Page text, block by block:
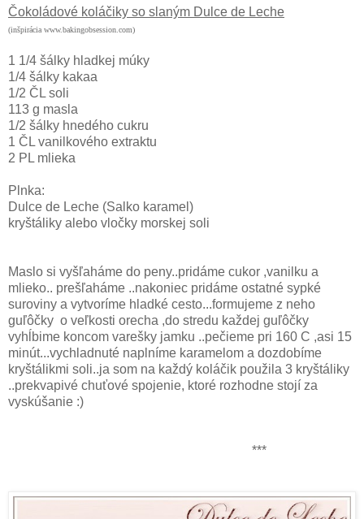
Čokoládové koláčiky so slaným Dulce de Leche
(inšpirácia www.bakingobsession.com)
1 1/4 šálky hladkej múky
1/4 šálky kakaa
1/2 ČL soli
113 g masla
1/2 šálky hnedého cukru
1 ČL vanilkového extraktu
2 PL mlieka
Plnka:
Dulce de Leche (Salko karamel)
kryštáliky alebo vločky morskej soli
Maslo si vyšľaháme do peny..pridáme cukor ,vanilku a
mlieko.. prešľaháme ..nakoniec pridáme ostatné sypké
suroviny a vytvoríme hladké cesto...formujeme z neho
guľôčky o veľkosti orecha ,do stredu každej guľôčky
vyhĺbime koncom varešky jamku ..pečieme pri 160 C ,asi 15
minút...vychladnuté naplníme karamelom a dozdobíme
kryštálikmi soli..ja som na každý koláčik použila 3 kryštáliky
..prekvapivé chuťové spojenie, ktoré rozhodne stojí za
vyskúšanie :)
***